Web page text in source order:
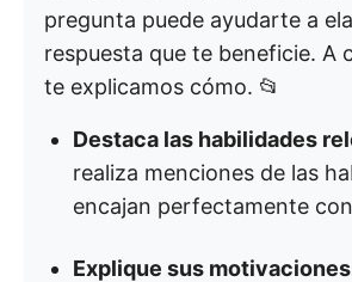
pregunta puede ayudarte a
respuesta que te beneficie. A
te explicamos cómo. 📂
Destaca las habilidades
realiza menciones de las
encajan perfectamente
Explique sus